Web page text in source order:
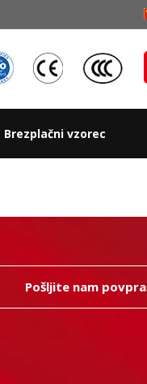
Brezplačni vzorec
Pošljite nam